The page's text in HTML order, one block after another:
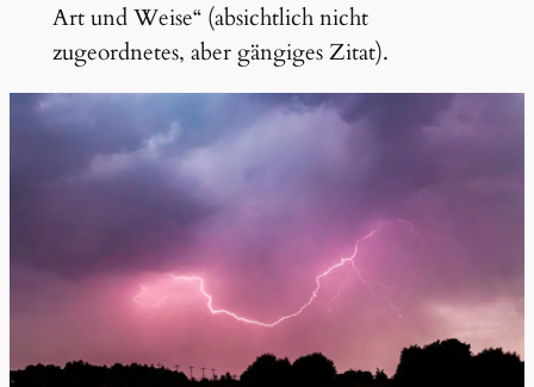
Art und Weise“ (absichtlich nicht
zugeordnetes, aber gängiges Zitat).